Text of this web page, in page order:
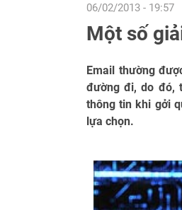
06/02/2013 - 19:57
Một số
Email thường
đường đi, do đó,
thông tin khi gởi
lựa chọn.